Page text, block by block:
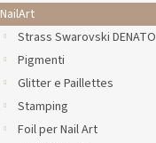
NailArt
Strass Swarovski DENATO
Pigmenti
Glitter e Paillettes
Stamping
Foil per Nail Art